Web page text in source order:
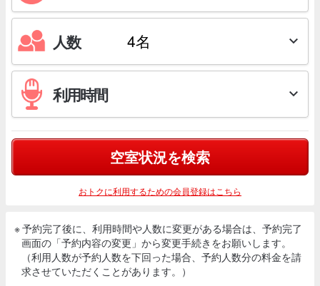
人数 
利用時間 
空室状況を検索
おトクに利用するための会員登録はこちら
※ 予約完了後に、利用時間や人数に変更がある場合は、予約完了
画面の「予約内容の変更」から変更手続きをお願いします。
（利用人数が予約人数を下回った場合、予約人数分の料金を請
求させていただくことがあります。）